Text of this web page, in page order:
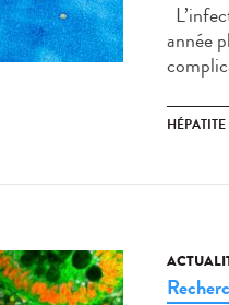
année
HÉPATITE